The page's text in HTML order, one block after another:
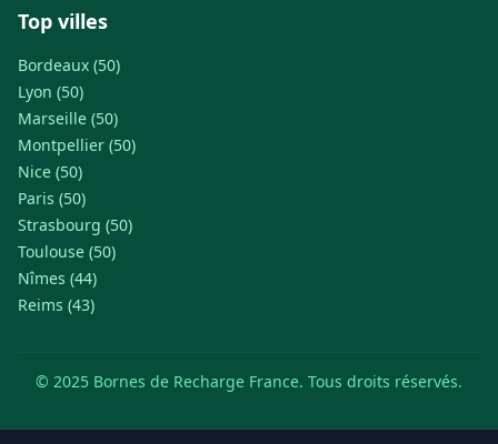
Top villes
Bordeaux (50)
Lyon (50)
Marseille (50)
Montpellier (50)
Nice (50)
Paris (50)
Strasbourg (50)
Toulouse (50)
Nîmes (44)
Reims (43)
© 2025 Bornes de Recharge France. Tous droits réservés.